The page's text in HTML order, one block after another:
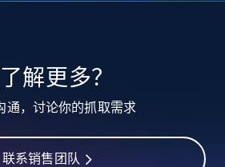
Biography, Awg
Comment engagement rate,
Bio link, Predicted lang,
解更多？
通，讨论你的抓取需求
联系销售团队